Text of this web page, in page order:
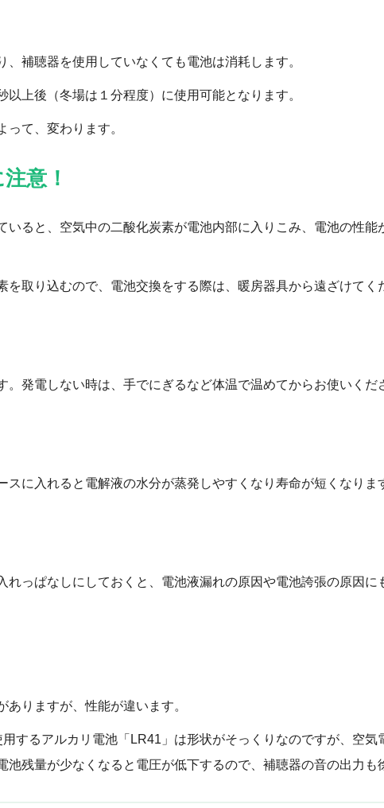
補聴器を使用していなくても電池は消耗します。
上後（冬場は１分程度）に使用可能となります。
て、変わります。
意！
ると、空気中の二酸化炭素が電池内部に入りこみ、電池の性
取り込むので、電池交換をする際は、暖房器具から遠ざけてく
。発電しない時は、手でにぎるなど体温で温めてからお使いくだ
に入れると電解液の水分が蒸発しやすくなり寿命が短くなりま
れっぱなしにしておくと、電池液漏れの原因や電池誇張の原因
りますが、性能が違います。
するアルカリ電池「LR41」は形状がそっくりなのですが、空
池残量が少なくなると電圧が低下するので、補聴器の音の出力も